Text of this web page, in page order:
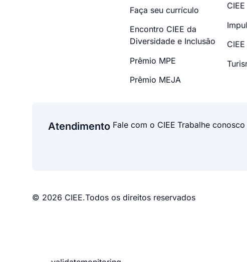
Faça seu currículo
Encontro CIEE da
Diversidade e Inclusão
Prêmio MPE
Prêmio MEJA
CIEE
Atendimento Fale com o CIEE Trabalhe conosco
© 2026 CIEE.Todos os direitos reservados